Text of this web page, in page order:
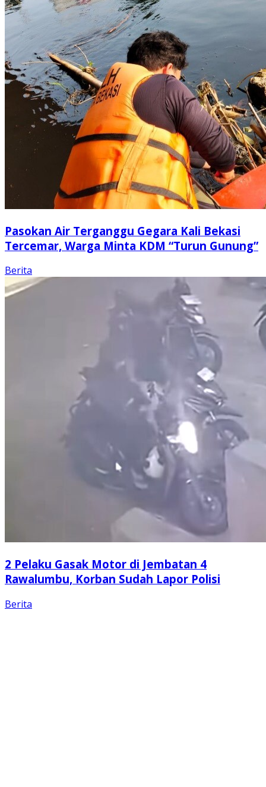
Pasokan Air Terganggu Gegara Kali Bekasi
Tercemar, Warga Minta KDM “Turun Gunung”
Berita
2 Pelaku Gasak Motor di Jembatan 4
Rawalumbu, Korban Sudah Lapor Polisi
Berita